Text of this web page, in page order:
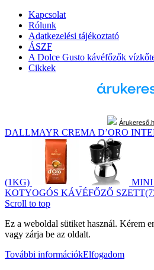
Kapcsolat
Rólunk
Adatkezelési tájékoztató
ÁSZF
A Dolce Gusto kávéfőzők
Cikkek
DALLMAYR CREMA D’ORO
(1KG)
MINI
KOTYOGÓS KÁVÉFŐZŐ
Scroll to top
Ez a weboldal sütiket használ. Kérem
vagy zárja be az oldalt.
További információkElfogadom